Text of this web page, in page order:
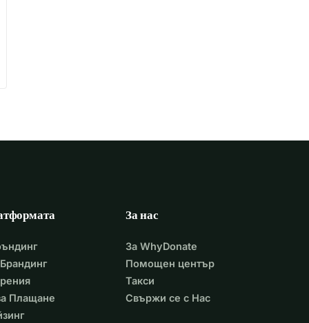
Плащане
За нас
За WhyDonate
Помощен център
Такси
Свържи се с Нас